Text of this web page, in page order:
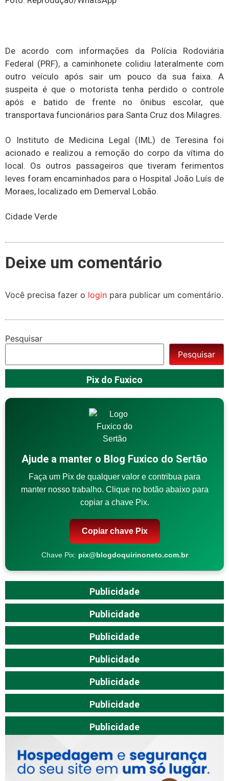
De acordo com informações da Polícia Rodoviária
Federal (PRF), a caminhonete colidiu lateralmente com
outro veículo após sair um pouco da sua faixa. A
suspeita é que o motorista tenha perdido o controle
após e batido de frente no ônibus escolar, que
transportava funcionários para Santa Cruz dos Milagres.
O Instituto de Medicina Legal (IML) de Teresina foi
acionado e realizou a remoção do corpo da vítima do
local. Os outros passageiros que tiveram ferimentos
leves foram encaminhados para o Hospital João Luís de
Moraes, localizado em Demerval Lobão.
Cidade Verde
Deixe um comentário
Você precisa fazer o login para publicar um comentário.
Pesquisar
Pesquisar
Pix do Fuxico
Ajude a manter o Blog Fuxico do Sertão
Faça um Pix de qualquer valor e contribua para
manter nosso trabalho. Clique no botão abaixo para
copiar a chave Pix.
Copiar chave Pix
Chave Pix: pix@blogdoquirinoneto.com.br
Publicidade
Publicidade
Publicidade
Publicidade
Publicidade
Publicidade
Publicidade